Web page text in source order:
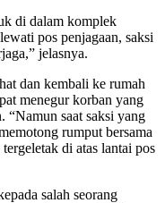
di dalam komplek
pos penjagaan, saksi
jelasnya.
dan kembali ke rumah
menegur korban yang
“Namun saat saksi yang
rumput bersama
di atas lantai pos
salah seorang